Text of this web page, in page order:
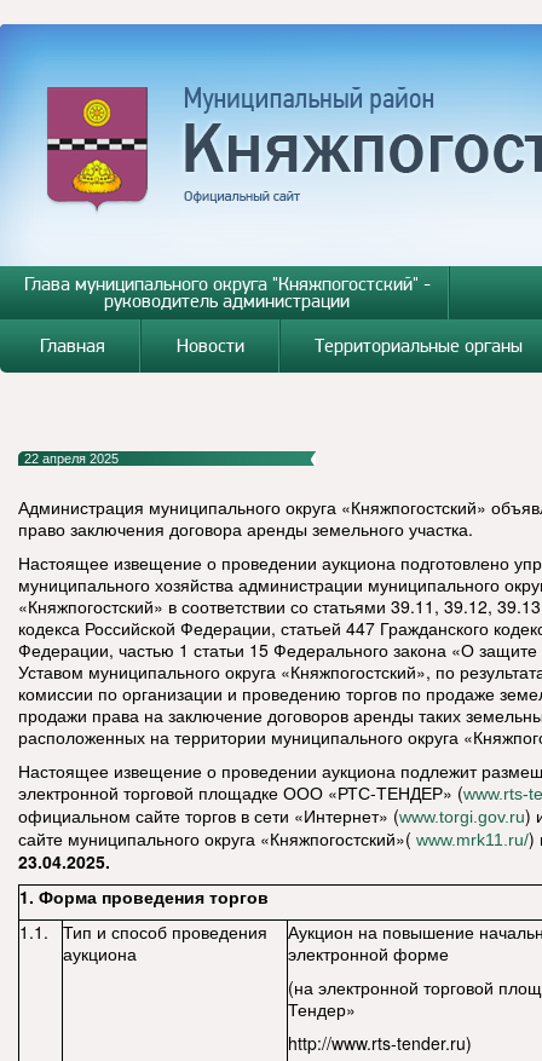
Глава муниципального округа "Княжпогостский" -
руководитель администрации
Главная
Новости Территориальные органы
22 апреля 2025
Администрация муниципального округа «Княжпогостский»
право заключения договора аренды земельного участка.
Настоящее извещение о проведении аукциона подготовлено
муниципального хозяйства администрации муниципального
«Княжпогостский» в соответствии со статьями 39.11, 39.12,
кодекса Российской Федерации, статьей 447 Гражданского
Федерации, частью 1 статьи 15 Федерального закона «О защите
Уставом муниципального округа «Княжпогостский», по
комиссии по организации и проведению торгов по продаже
продажи права на заключение договоров аренды таких
расположенных на территории муниципального округа
Настоящее извещение о проведении аукциона подлежит
электронной торговой площадке ООО «РТС-ТЕНДЕР» (www.rts-
официальном сайте торгов в сети «Интернет» (www.torgi.gov.ru)
сайте муниципального округа «Княжпогостский»( www.mrk11.ru/)
23.04.2025.
1. Форма проведения торгов
1.1.
Тип и способ проведения
аукциона
Аукцион на повышение
электронной форме
(на электронной торговой
Тендер»
http://www.rts-tender.ru)